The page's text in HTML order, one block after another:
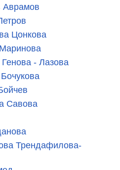
Аврамов
Цонкова
- Лазова
Савова
Трендафилова-